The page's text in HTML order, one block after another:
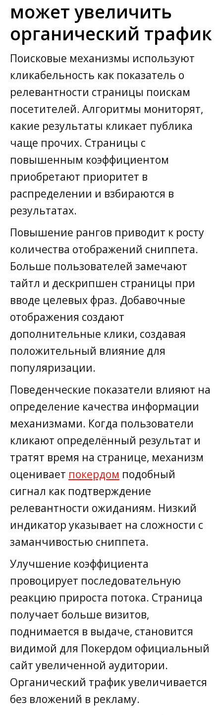
может увеличить
органический трафик
Поисковые механизмы используют
кликабельность как показатель о
релевантности страницы поискам
посетителей. Алгоритмы мониторят,
какие результаты кликает публика
чаще прочих. Страницы с
повышенным коэффициентом
приобретают приоритет в
распределении и взбираются в
результатах.
Повышение рангов приводит к росту
количества отображений сниппета.
Больше пользователей замечают
тайтл и дескрипшен страницы при
вводе целевых фраз. Добавочные
отображения создают
дополнительные клики, создавая
положительный влияние для
популяризации.
Поведенческие показатели влияют на
определение качества информации
механизмами. Когда пользователи
кликают определённый результат и
тратят время на странице, механизм
оценивает покердом подобный
сигнал как подтверждение
релевантности ожиданиям. Низкий
индикатор указывает на сложности с
заманчивостью сниппета.
Улучшение коэффициента
провоцирует последовательную
реакцию прироста потока. Страница
получает больше визитов,
поднимается в выдаче, становится
видимой для Покердом официальный
сайт увеличенной аудитории.
Органический трафик увеличивается
без вложений в рекламу.